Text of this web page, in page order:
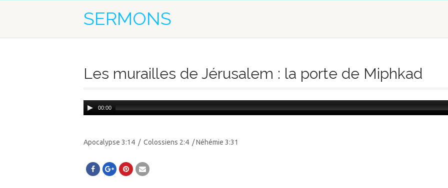
SERMONS
Les murailles de Jérusalem : la porte de Miphkad
Audio
Player
00:00
Apocalypse 3:14 / Colossiens 2:4 / Néhémie 3:31